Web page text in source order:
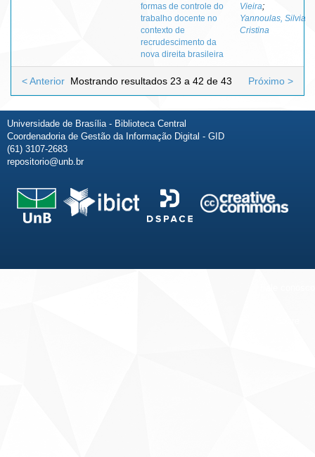
formas de controle do
trabalho docente no
contexto de
recrudescimento da
nova direita brasileira
Vieira;
Yannoulas, Silvia
Cristina
Mostrando resultados 23 a 42 de 43
< Anterior Próximo >
Universidade de Brasília - Biblioteca Central
Coordenadoria de Gestão da Informação Digital - GID
(61) 3107-2683
repositorio@unb.br